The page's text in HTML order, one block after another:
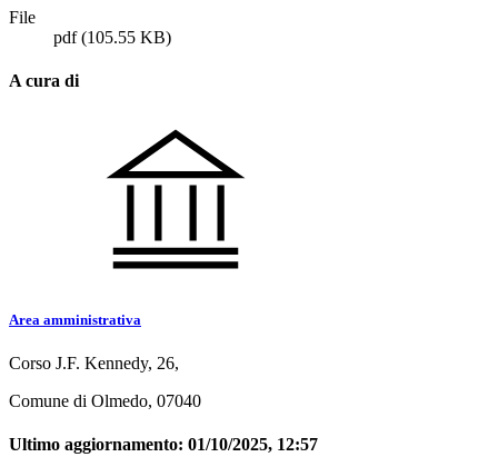
File
pdf(105.55 KB)
A cura di
Area amministrativa
Corso J.F. Kennedy, 26,
Comune di Olmedo, 07040
Ultimo aggiornamento: 01/10/2025, 12:57